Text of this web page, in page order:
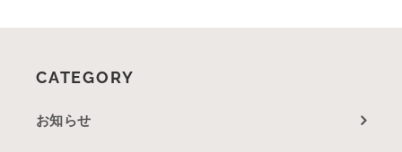
CATEGORY
お知らせ